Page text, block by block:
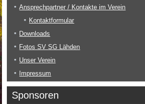
Ansprechpartner / Kontakte im Verein
Kontaktformular
Downloads
Fotos SV SG Lähden
Unser Verein
Impressum
Sponsoren